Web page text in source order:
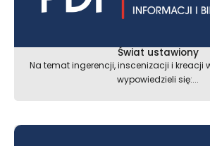
Świat ustawiony
Na temat ingerencji, inscenizacji i kreacji
wypowiedzieli się:...